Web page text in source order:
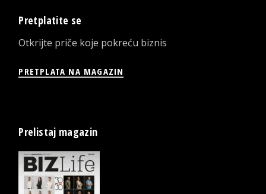
Pretplatite se
Otkrijte priče koje pokreću biznis
PRETPLATA NA MAGAZIN
Prelistaj magazin